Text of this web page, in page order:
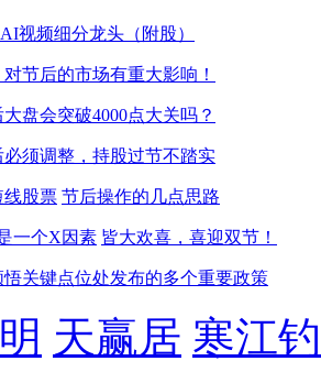
视频细分龙头（附股）
节后的市场有重大影响！
盘会突破4000点大关吗？
必须调整，持股过节不踏实
线股票 节后操作的几点思路
一个X因素 皆大欢喜，喜迎双节！
关键点位处发布的多个重要政策
天赢居 寒江